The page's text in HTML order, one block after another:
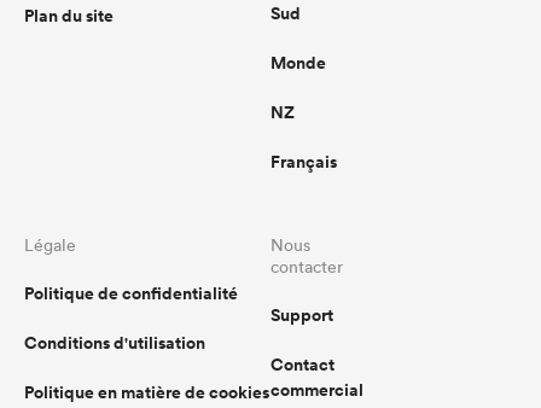
Plan du site Sud
Monde
NZ
Français
Légale
Politique de confidentialité
Conditions d'utilisation
Politique en matière de cookies
Nous
contacter
Support
Contact
commercial